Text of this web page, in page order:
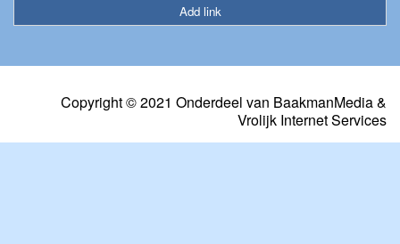
Add link
Copyright © 2021 Onderdeel van BaakmanMedia&
Vrolijk Internet Services